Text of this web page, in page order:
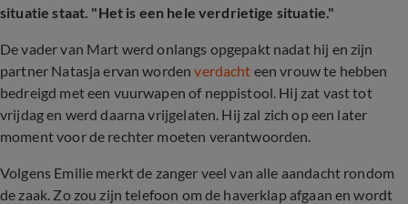
situatie staat. "Het is een hele verdrietige situatie."
De vader van Mart werd onlangs opgepakt nadat hij en zijn
partner Natasja ervan wordenverdacht een vrouw te hebben
bedreigd met een vuurwapen of neppistool. Hij zat vast tot
vrijdag en werd daarna vrijgelaten. Hij zal zich op een later
moment voor de rechter moeten verantwoorden.
Volgens Emilie merkt de zanger veel van alle aandacht rondom
de zaak. Zo zou zijn telefoon om de haverklap afgaan en wordt